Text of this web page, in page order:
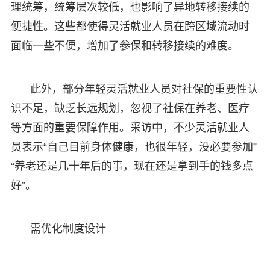
理统筹，统筹层次较低，也影响了异地转移接续的
便捷性。这些都使得灵活就业人员在跨区域流动时
面临一些不便，增加了参保和转移接续的难度。
此外，部分年轻灵活就业人员对社保的重要性认
识不足，缺乏长远规划，忽视了社保在养老、医疗
等方面的重要保障作用。采访中，不少灵活就业人
员表示“自己目前身体健康，也很年轻，没必要参加”
“养老还是几十年后的事，现在还是拿到手的钱多点
好”。
需优化制度设计